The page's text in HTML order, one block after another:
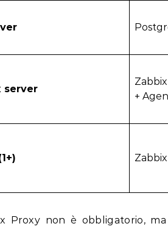
server
+
Proxy non è obbligatorio,